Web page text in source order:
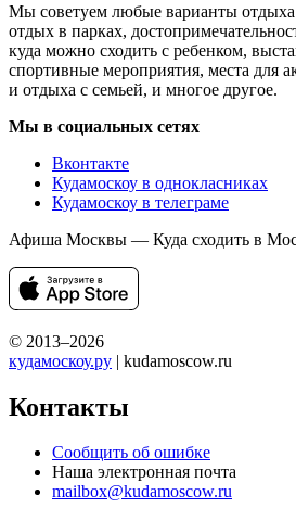
Мы советуем любые варианты
отдых в парках,
куда можно сходить с ребенком,
спортивные мероприятия, места для
и отдыха с семьей, и многое другое.
Мы в социальных сетях
Вконтакте
Кудамоскоу в однокласниках
Кудамоскоу в телеграме
Афиша Москвы — Куда сходить в
© 2013–2026
кудамоскоу.ру | kudamoscow.ru
Контакты
Сообщить об ошибке
Наша электронная почта
mailbox@kudamoscow.ru